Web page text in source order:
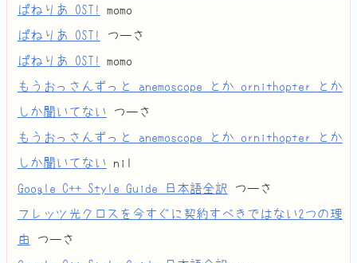
ぱねりあ OST!
momo
ぱねりあ OST!
つーさ
ぱねりあ OST!
momo
もうおっさんずっと anemoscope とか ornithopter とか
しか聞いてない
つーさ
もうおっさんずっと anemoscope とか ornithopter とか
しか聞いてない
nil
Google C++ Style Guide 日本語全訳
つーさ
フレッツ光クロスを今すぐに契約すべきではない2つの理
由
つーさ